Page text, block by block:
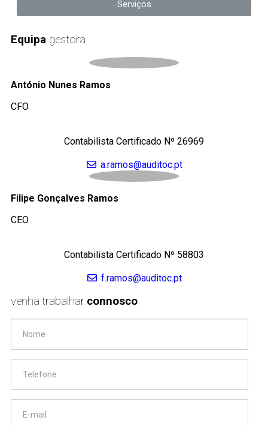
Serviços
Equipa gestora
António Nunes Ramos
CFO
Contabilista Certificado Nº 26969
a.ramos@auditoc.pt
Filipe Gonçalves Ramos
CEO
Contabilista Certificado Nº 58803
f.ramos@auditoc.pt
venha trabalhar connosco